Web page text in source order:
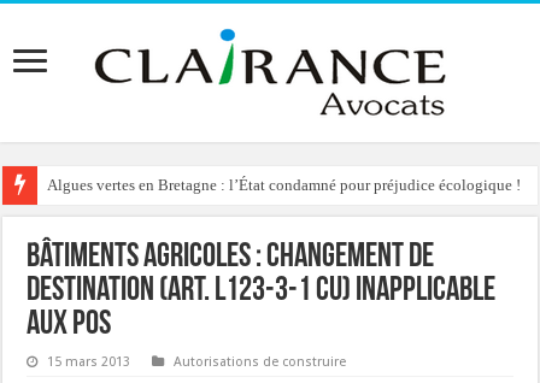
Algues vertes en Bretagne : l’État condamné pour préjudice écologique !
Bâtiments agricoles : changement de
destination (art. l123-3-1 CU) inapplicable
aux POS
15 mars 2013 Autorisations de construire